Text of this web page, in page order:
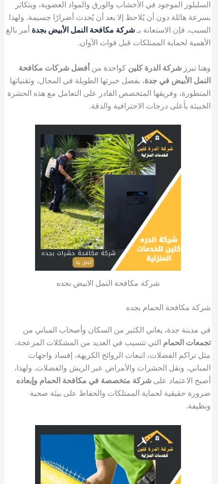
السليلوز الموجود في الأخشاب والورق والمواد العضوية، ويتكاثر
بسرعة هائلة دون أن يُلاحظ إلا بعد أن يُحدث أضرارًا جسيمة. ولهذا
السبب، فإن الاستعانة بـ شركة مكافحة النمل الأبيض بجدة أمر بالغ
الأهمية لحماية الممتلكات قبل فوات الأوان.
وهنا تبرز شركة الدرة كلين كواحدة من أفضل شركات مكافحة
النمل الأبيض في جدة، بفضل خبرتها الطويلة في المجال، وتقنياتها
المتطورة، وفريقها المتخصص القادر على التعامل مع هذه الحشرة
الخبيثة بأعلى درجات الاحترافية والدقة.
شركة مكافحة النمل الابيض بجده
شركة مكافحة الحمام بجده
في مدينة جدة، يعاني الكثير من السكان وأصحاب المباني من
تجمعات الحمام التي تتسبب في العديد من المشكلات المزعجة،
مثل تراكم الفضلات، انبعاث الروائح الكريهة، إفساد واجهات
المباني، ونقل الحشرات والأمراض عبر الريش والفضلات. ولهذا،
أصبح الاعتماد على شركة متخصصة في مكافحة الحمام وإبعاده
ضرورة حقيقية لحماية الممتلكات والحفاظ على بيئة صحية
ونظيفة.